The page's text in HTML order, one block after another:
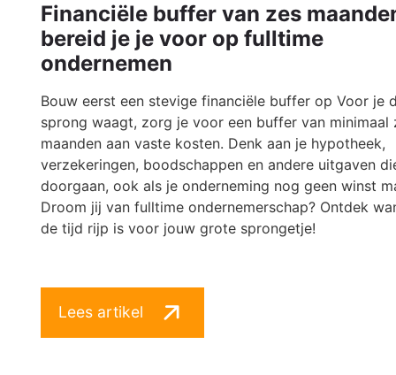
Financiële buffer van zes
bereid je je voor op fulltime
ondernemen
Bouw eerst een stevige financiële buffer op Voor je
sprong waagt, zorg je voor een buffer van minimaal
maanden aan vaste kosten. Denk aan je hypotheek,
verzekeringen, boodschappen en andere uitgaven
doorgaan, ook als je onderneming nog geen winst
Droom jij van fulltime ondernemerschap? Ontdek
de tijd rijp is voor jouw grote sprongetje!
Lees artikel